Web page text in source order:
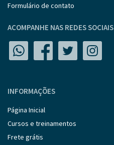
Formulário de contato
ACOMPANHE NAS REDES SOCIAIS
INFORMAÇÕES
Página Inicial
Cursos e treinamentos
Frete grátis